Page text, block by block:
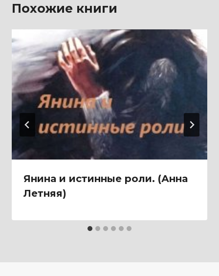
Похожие книги
Янина и истинные роли. (Анна
Летняя)